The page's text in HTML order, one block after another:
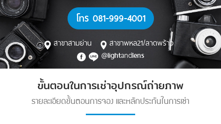
โทร 081-999-4001
สาขาสามย่าน
สาขาพหล21/ลาดพร้าว
@lightandlens
ขั้นตอนในการเช่าอุปกรณ์ถ่ายภาพ
รายละเอียดขั้นตอนการจอง และหลักประกันในการเช่า